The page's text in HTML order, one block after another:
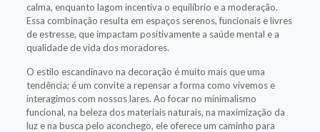
calma, enquanto lagom incentiva o equilíbrio e a moderação.
Essa combinação resulta em espaços serenos, funcionais e livres
de estresse, que impactam positivamente a saúde mental e a
qualidade de vida dos moradores.
O estilo escandinavo na decoração é muito mais que uma
tendência; é um convite a repensar a forma como vivemos e
interagimos com nossos lares. Ao focar no minimalismo
funcional, na beleza dos materiais naturais, na maximização da
luz e na busca pelo aconchego, ele oferece um caminho para